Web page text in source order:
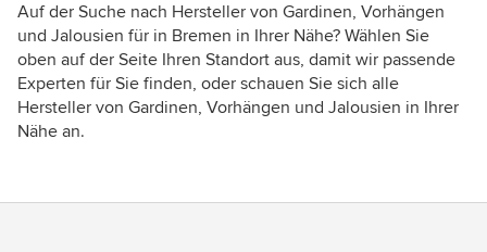
Auf der Suche nach Hersteller von Gardinen, Vorhängen
und Jalousien für in Bremen in Ihrer Nähe? Wählen Sie
oben auf der Seite Ihren Standort aus, damit wir passende
Experten für Sie finden, oder schauen Sie sich alle
Hersteller von Gardinen, Vorhängen und Jalousien in Ihrer
Nähe an.